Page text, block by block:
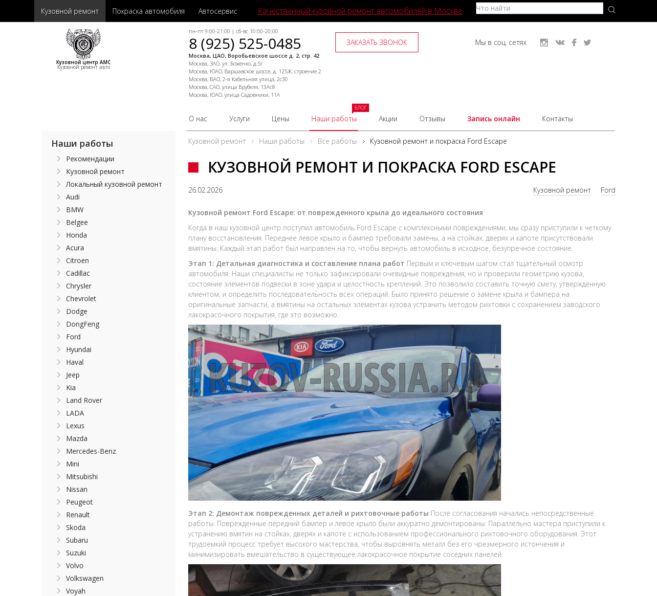
Кузовной ремонт Покраска автомобиля Автосервис Качественный кузовной ремонт автомобилей в Москве
Кузовной центр АМС
Кузовной ремонт авто
пн-пт 9:00-21:00 | сб-вс 10:00-20:00
8 (925) 525-0485
Москва, ЦАО, Воробьевское шоссе д. 2, стр. 42
Москва, ЗАО, ул. Боженко, д.5г
Москва, ЮАО, Варшавское шоссе, д. 125Ж, строение 2
Москва, ВАО, 2-я Кабельная улица, 2с30
Москва, САО, улица Врубеля, 13Ас8
Москва, ЮАО, улица Садовники, 11А
ЗАКАЗАТЬ ЗВОНОК Мы в соц. сетях
О нас Услуги Цены Наши работы
БЛОГ
Акции Отзывы Запись онлайн Контакты
Кузовной ремонт Наши работы Все работы Кузовной ремонт и покраска Ford Escape
КУЗОВНОЙ РЕМОНТ И ПОКРАСКА FORD ESCAPE
26.02.2026 Кузовной ремонт Ford
Кузовной ремонт Ford Escape: от поврежденного крыла до идеального состояния
Когда в наш кузовной центр поступил автомобиль Ford Escape с комплексными повреждениями, мы сразу приступили к четкому
плану восстановления. Переднее левое крыло и бампер требовали замены, а на стойках, дверях и капоте присутствовали
вмятины. Каждый этап работ был направлен на то, чтобы вернуть автомобиль в исходное, безупречное состояние.
Этап 1: Детальная диагностика и составление плана работ Первым и ключевым шагом стал тщательный осмотр
автомобиля. Наши специалисты не только зафиксировали очевидные повреждения, но и проверили геометрию кузова,
состояние элементов подвески в зоне удара и целостность креплений. Это позволило составить точную смету, утвержденную
клиентом, и определить последовательность всех операций. Было принято решение о замене крыла и бампера на
оригинальные запчасти, а вмятины на остальных элементах кузова устранить методом рихтовки с сохранением заводского
лакокрасочного покрытия, где это возможно.
Этап 2: Демонтаж поврежденных деталей и рихтовочные работы После согласования начались непосредственные
работы. Поврежденные передний бампер и левое крыло были аккуратно демонтированы. Параллельно мастера приступили к
устранению вмятин на стойках, дверях и капоте с использованием профессионального рихтовочного оборудования. Этот
трудоемкий процесс требует высокого мастерства, чтобы выровнять металл без его чрезмерного истончения и
минимизировать вмешательство в существующее лакокрасочное покрытие соседних панелей.
Наши работы
Рекомендации
Кузовной ремонт
Локальный кузовной ремонт
Audi
BMW
Belgee
Honda
Acura
Citroen
Cadillac
Chrysler
Chevrolet
Dodge
DongFeng
Ford
Hyundai
Haval
Jeep
Kia
Land Rover
LADA
Lexus
Mazda
Mercedes-Benz
Mini
Mitsubishi
Nissan
Peugeot
Renault
Skoda
Subaru
Suzuki
Volvo
Volkswagen
Voyah